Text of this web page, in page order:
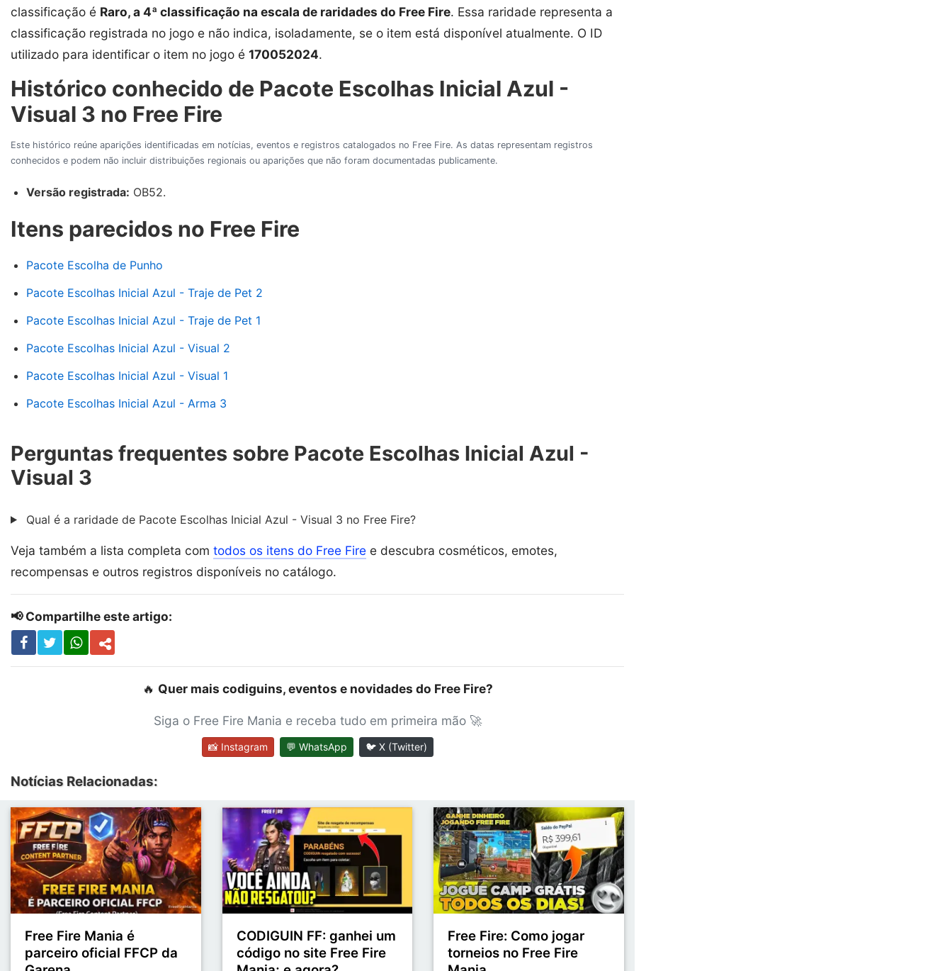
classificação é Raro, a 4ª classificação na escala de raridades do Free Fire. Essa raridade representa a
classificação registrada no jogo e não indica, isoladamente, se o item está disponível atualmente. O ID
utilizado para identificar o item no jogo é 170052024.
Histórico conhecido de Pacote Escolhas Inicial Azul -
Visual 3 no Free Fire
Este histórico reúne aparições identificadas em notícias, eventos e registros catalogados no Free Fire. As datas representam registros
conhecidos e podem não incluir distribuições regionais ou aparições que não foram documentadas publicamente.
Versão registrada: OB52.
Itens parecidos no Free Fire
Pacote Escolha de Punho
Pacote Escolhas Inicial Azul - Traje de Pet 2
Pacote Escolhas Inicial Azul - Traje de Pet 1
Pacote Escolhas Inicial Azul - Visual 2
Pacote Escolhas Inicial Azul - Visual 1
Pacote Escolhas Inicial Azul - Arma 3
Perguntas frequentes sobre Pacote Escolhas Inicial Azul -
Visual 3
Qual é a raridade de Pacote Escolhas Inicial Azul - Visual 3 no Free Fire?
Veja também a lista completa com todos os itens do Free Fire e descubra cosméticos, emotes,
recompensas e outros registros disponíveis no catálogo.
📢 Compartilhe este artigo:
🔥 Quer mais codiguins, eventos e novidades do Free Fire?
Siga o Free Fire Mania e receba tudo em primeira mão 🚀
📸 Instagram 💬 WhatsApp 🐦 X (Twitter)
Notícias Relacionadas:
Free Fire Mania é
parceiro oficial FFCP da
CODIGUIN FF: ganhei um
código no site Free Fire
Free Fire: Como jogar
torneios no Free Fire